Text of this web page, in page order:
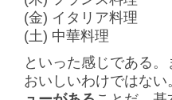
(金) イタリア料理
(土) 中華料理
といった感じである
おいしいわけではな